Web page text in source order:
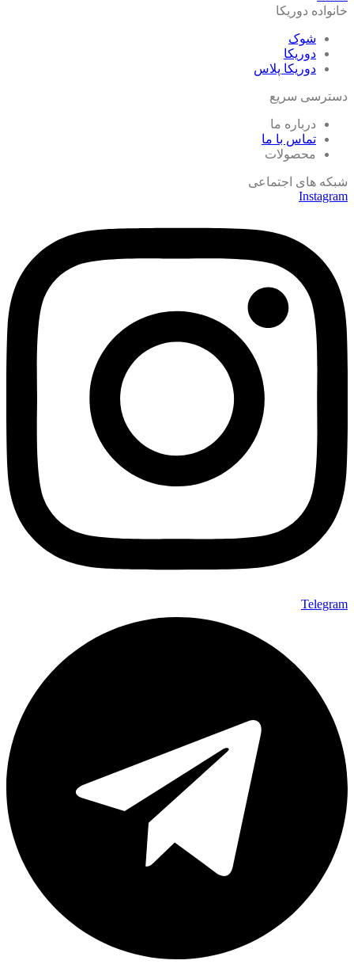
خانواده دوریکا
شوک
دوریکا
دوریکا پلاس
دسترسی سریع
درباره ما
تماس با ما
محصولات
شبکه های اجتماعی
Instagram
Telegram